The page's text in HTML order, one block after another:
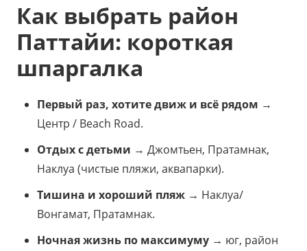
Как выбрать район
Паттайи: короткая
шпаргалка
Первый раз, хотите движ и всё рядом →
Центр / Beach Road.
Отдых с детьми → Джомтьен, Пратамнак,
Наклуа (чистые пляжи, аквапарки).
Тишина и хороший пляж → Наклуа/
Вонгамат, Пратамнак.
Ночная жизнь по максимуму → юг, район